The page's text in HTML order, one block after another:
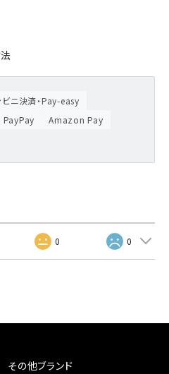
その他ブランド
ビニ決済・Pay-easy
PayPay
Amazon Pay
0 0